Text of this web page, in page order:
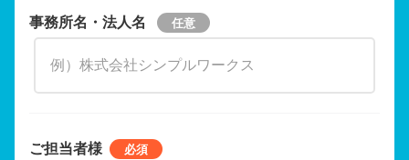
事務所名・法人名
ご担当者様